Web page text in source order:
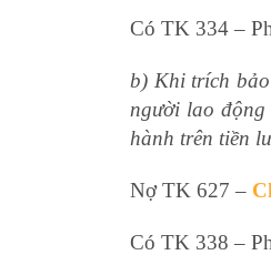
Có TK 334 –
b) Khi trích
người lao
hành trên tiền
Nợ TK 627 –
Có TK 338 –